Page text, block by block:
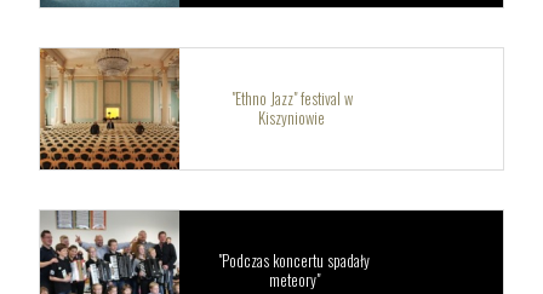
"Ethno Jazz" festival w
Kiszyniowie
"Podczas koncertu spadały
meteory"